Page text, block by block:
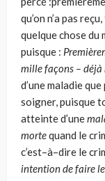
qu’on n’a pas
quelque chose du
puisque : Premi
mille façons – déjà
d’une maladie
soigner, puisque
atteinte d’une
mortequand le
c’est–à–dire le
intention de faire